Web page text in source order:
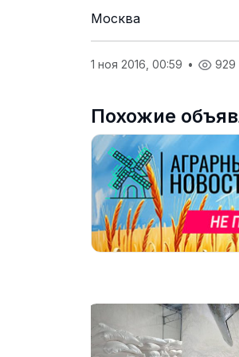
Москва
1 ноя 2016, 00:59 • 929
Похожие